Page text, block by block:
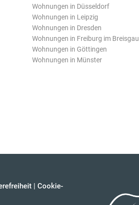
Wohnungen in Düsseldorf
Wohnungen in Leipzig
Wohnungen in Dresden
Wohnungen in Freiburg im Breisgau
Wohnungen in Göttingen
Wohnungen in Münster
| Cookie-